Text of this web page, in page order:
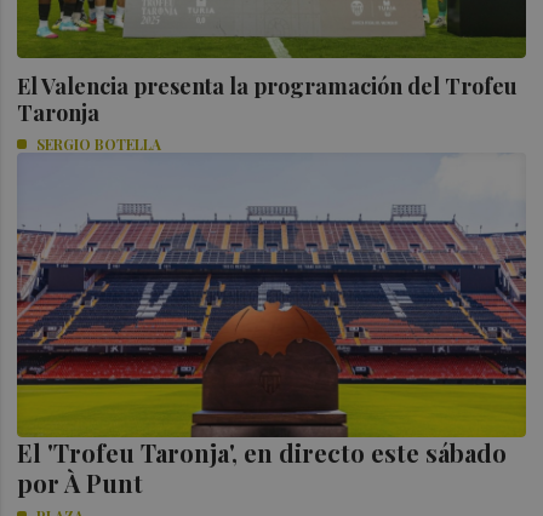
El Valencia presenta la programación del Trofeu
Taronja
SERGIO BOTELLA
El 'Trofeu Taronja', en directo este sábado
por À Punt